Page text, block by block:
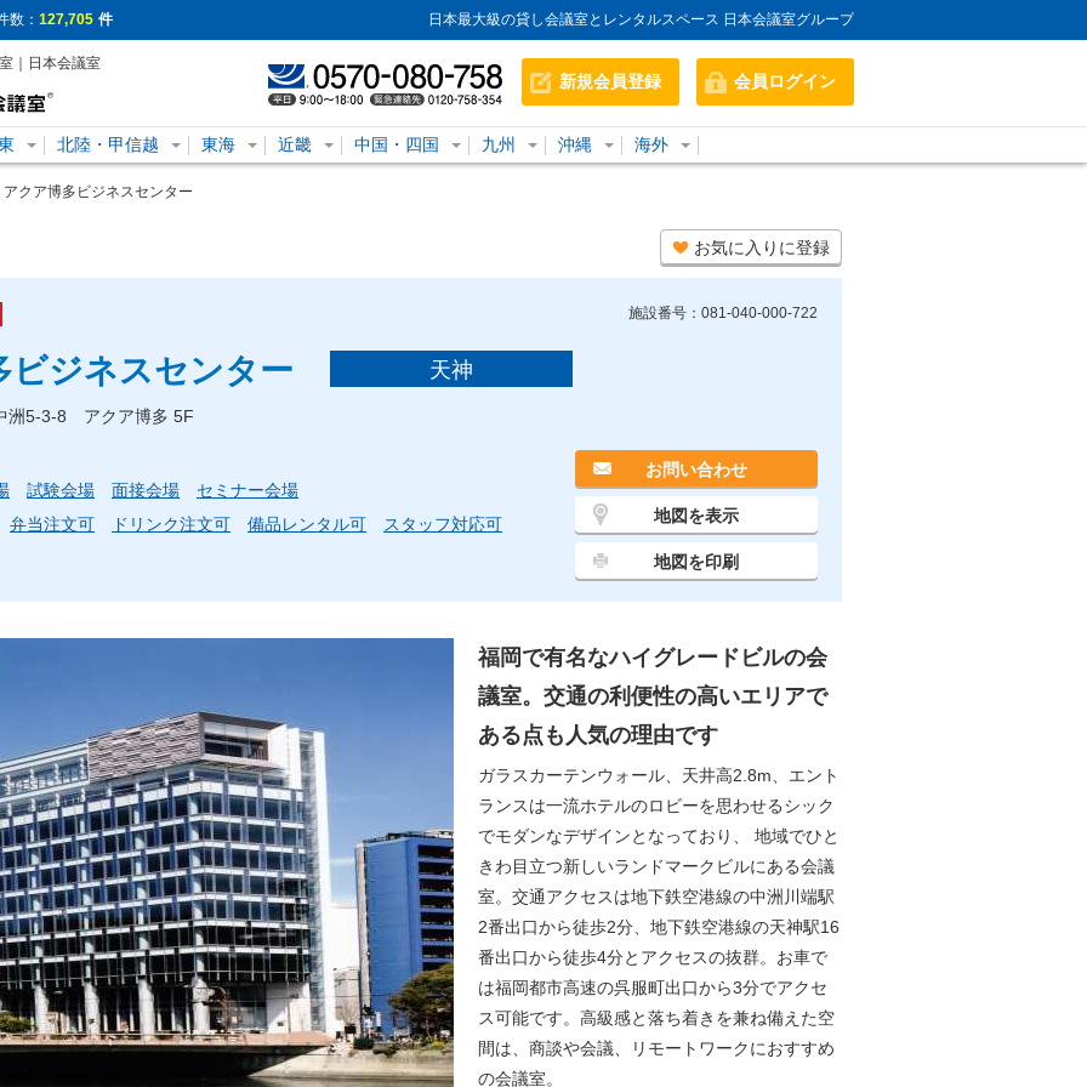
数： 127,705 件 日本最大級の貸し会議室とレンタルスペース 日本会議室グループ
｜日本会議室
新規会員登録 会員ログイン
北陸・甲信越 東海 近畿 中国・四国 九州 沖縄 海外
クア博多ビジネスセンター
お気に入りに登録
施設番号：081-040-000-722
ジネスセンター 天神
洲5-3-8 アクア博多 5F
試験会場 面接会場
セミナー会場
弁当注文可
ドリンク注文可 備品レンタル可 スタッフ対応可
お問い合わせ
地図を表示
地図を印刷
福岡で有名なハイグレードビルの会
議室。交通の利便性の高いエリアで
ある点も人気の理由です
ガラスカーテンウォール、天井高2.8m、エント
ランスは一流ホテルのロビーを思わせるシック
でモダンなデザインとなっており、 地域でひと
きわ目立つ新しいランドマークビルにある会議
室。交通アクセスは地下鉄空港線の中洲川端駅
2番出口から徒歩2分、地下鉄空港線の天神駅16
番出口から徒歩4分とアクセスの抜群。お車で
は福岡都市高速の呉服町出口から3分でアクセ
ス可能です。高級感と落ち着きを兼ね備えた空
間は、商談や会議、リモートワークにおすすめ
の会議室。